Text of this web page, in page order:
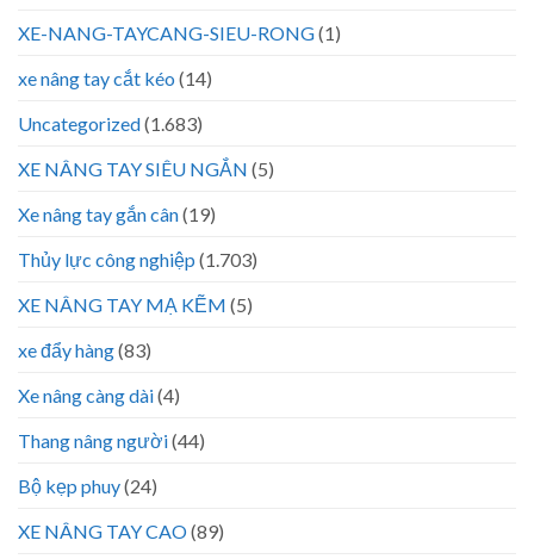
XE-NANG-TAYCANG-SIEU-RONG(1)
xe nâng tay cắt kéo (14)
Uncategorized(1.683)
XE NÂNG TAY SIÊU NGẮN (5)
Xe nâng tay gắn cân(19)
Thủy lực công nghiệp (1.703)
XE NÂNG TAY MẠ KẼM (5)
xe đẩy hàng(83)
Xe nâng càng dài(4)
Thang nâng người(44)
Bộ kẹp phuy(24)
XE NÂNG TAY CAO(89)